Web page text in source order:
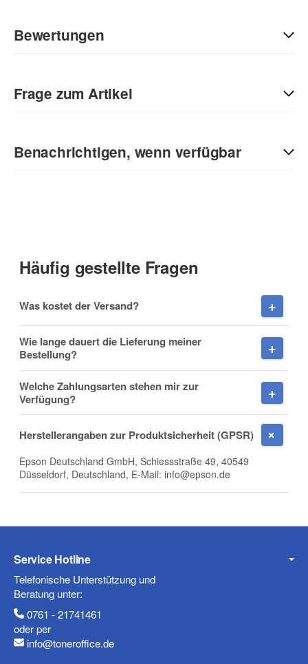
Bewertungen
Sie Anderen bei der Kaufentscheidung:
Frage zum Artikel
Anrede
Nachname
Firma
E-Mail
Benachrichtigen, wenn verfügbar
(* = Pflichtfelder)
Datenschutzerklärung
Benachrichtigung anfordern
Häufig gestellte Fragen
Was kostet der Versand?
Wie lange dauert die Lieferung meiner
Bestellung?
Welche Zahlungsarten stehen mir zur
Verfügung?
Herstellerangaben zur Produktsicherheit (GPSR)
Epson Deutschland GmbH, Schiessstraße 49, 40549
Düsseldorf, Deutschland, E-Mail: info@epson.de
Service Hotline
Telefonische Unterstützung und
Beratung unter:
0761 - 21741461
oder per
info@toneroffice.de